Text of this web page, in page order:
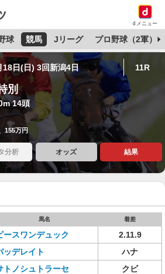
dメニュー
球 競馬 Jリーグ プロ野球（2軍）
18日(日) 3回新潟4日 11R
別
14頭
155万円
分析 オッズ 結果
馬名 着差
ースワンデュック
2.11.9
ッデレイト
ハナ
トノシュトラーセ
クビ